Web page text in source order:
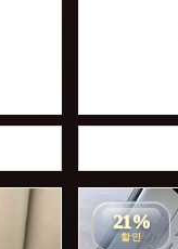
21%
할인